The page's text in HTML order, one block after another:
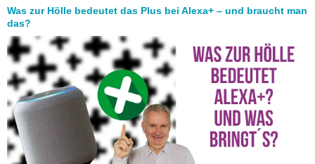
Was zur Hölle bedeutet das Plus bei Alexa+ – und braucht man
das?